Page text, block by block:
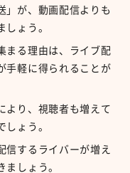
」が、動画配信よりも
しょう。
まる理由は、ライブ配
手軽に得られることが
より、視聴者も増えて
しょう。
信するライバーが増え
ましょう。